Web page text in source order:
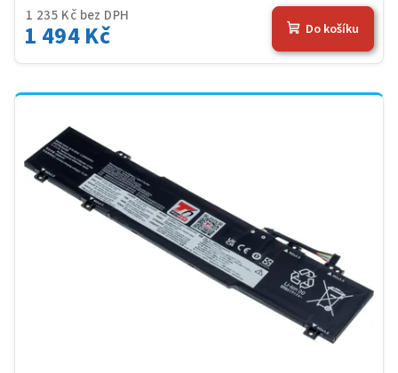
1 235 Kč bez DPH
1 494 Kč Do košíku